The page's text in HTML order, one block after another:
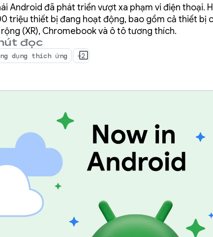
nhật quan
để tạo ứng
Android đã phát triển vượt xa phạm vi điện thoại.
triệu thiết bị đang hoạt động, bao gồm cả thiết bị
(XR), Chromebook và ô tô tương thích.
đọc
dụng thích ứng +2